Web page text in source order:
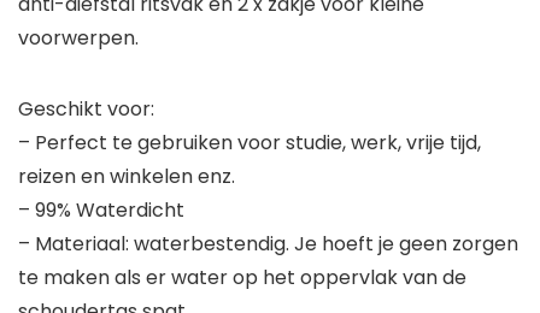
voorwerpen.
Geschikt voor:
– Perfect te gebruiken voor studie, werk, vrije tijd,
reizen en winkelen enz.
– 99% Waterdicht
– Materiaal: waterbestendig. Je hoeft je geen zorgen
te maken als er water op het oppervlak van de